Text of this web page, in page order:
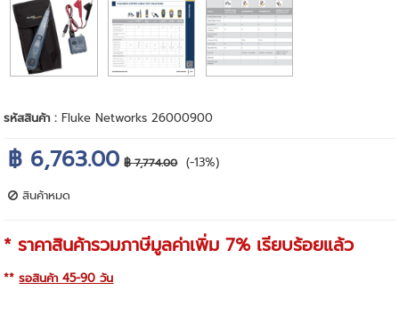
รหัสสินค้า :Fluke Networks 26000900
฿ 6,763.00 ฿ 7,774.00 (-13%)
สินค้าหมด
* ราคาสินค้ารวมภาษีมูลค่าเพิ่ม 7% เรียบร้อยแล้ว
**รอสินค้า 45-90 วัน